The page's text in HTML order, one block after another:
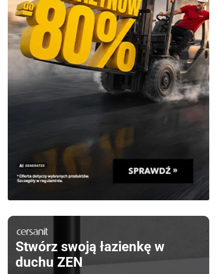
Stwórz swoją łazienkę w
duchu ZEN